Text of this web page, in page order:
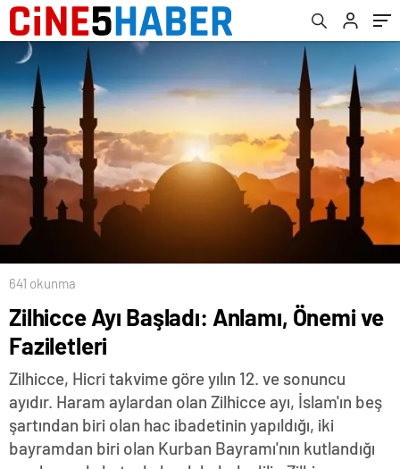
641 okunma
Zilhicce Ayı Başladı: Anlamı, Önemi ve
Faziletleri
Zilhicce, Hicri takvime göre yılın 12. ve sonuncu
ayıdır. Haram aylardan olan Zilhicce ayı, İslam'ın beş
şartından biri olan hac ibadetinin yapıldığı, iki
bayramdan biri olan Kurban Bayramı'nın kutlandığı